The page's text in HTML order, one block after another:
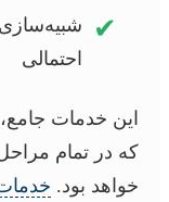
✔
احتمالی
این خدمات
که در تمام
خواهد بود.